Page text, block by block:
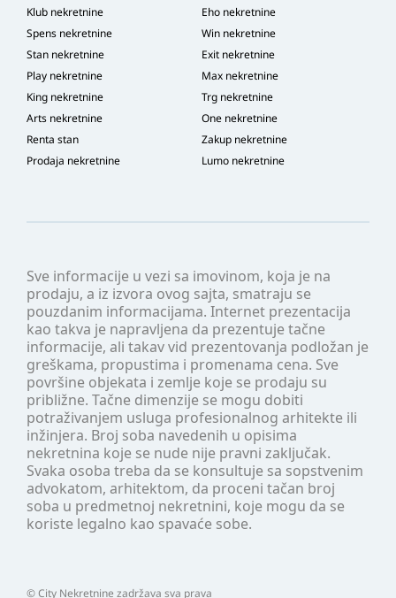
Sve informacije u vezi sa imovinom, koja je na
prodaju, a iz izvora ovog sajta, smatraju se
pouzdanim informacijama. Internet prezentacija
kao takva je napravljena da prezentuje tačne
informacije, ali takav vid prezentovanja podložan je
greškama, propustima i promenama cena. Sve
površine objekata i zemlje koje se prodaju su
približne. Tačne dimenzije se mogu dobiti
potraživanjem usluga profesionalnog arhitekte ili
inžinjera. Broj soba navedenih u opisima
nekretnina koje se nude nije pravni zaključak.
Svaka osoba treba da se konsultuje sa sopstvenim
advokatom, arhitektom, da proceni tačan broj
soba u predmetnoj nekretnini, koje mogu da se
koriste legalno kao spavaće sobe.
Klub nekretnine
Eho nekretnine
Spens nekretnine
Win nekretnine
Stan nekretnine
Exit nekretnine
Play nekretnine
Max nekretnine
King nekretnine
Trg nekretnine
Arts nekretnine
One nekretnine
Renta stan
Zakup nekretnine
Prodaja nekretnine
Lumo nekretnine
©City Nekretnine zadržava sva prava